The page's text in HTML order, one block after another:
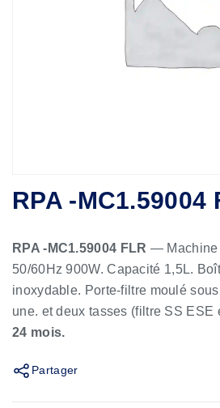
RPA -MC1.59004
RPA -MC1.59004 FLR — Machine
50/60Hz 900W. Capacité 1,5L.
inoxydable. Porte-filtre moulé
une. et deux tasses (filtre SS
24 mois.
Partager